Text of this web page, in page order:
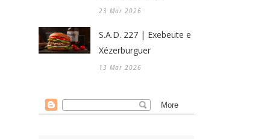
23 Mar 2026
S.A.D. 227 | Exebeute e
Xézerburguer
13 Mar 2026